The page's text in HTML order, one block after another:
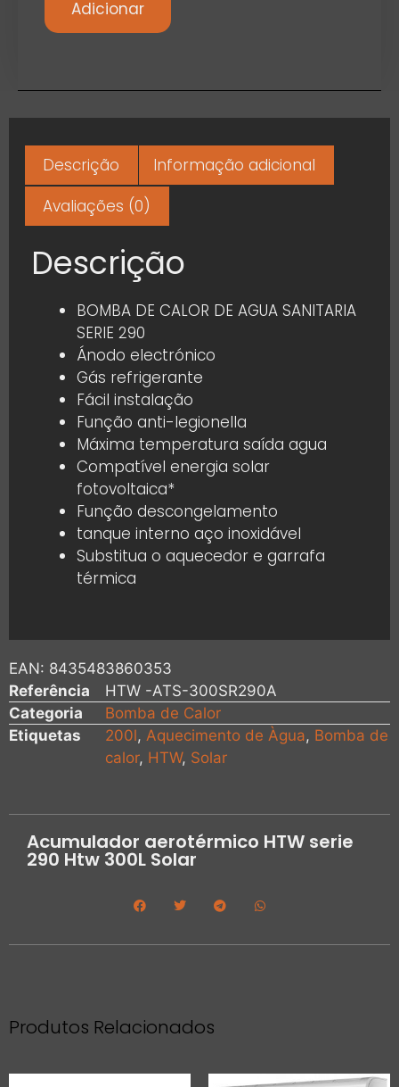
Adicionar
Descrição
Informação adicional
Avaliações (0)
Descrição
BOMBA DE CALOR DE AGUA SANITARIA
SERIE 290
Ánodo electrónico
Gás refrigerante
Fácil instalação
Função anti-legionella
Máxima temperatura saída agua
Compatível energia solar
fotovoltaica*
Função descongelamento
tanque interno aço inoxidável
Substitua o aquecedor e garrafa
térmica
EAN: 8435483860353
Referência
HTW -ATS-300SR290A
Categoria
Bomba de Calor
Etiquetas
200l, Aquecimento de Àgua, Bomba de
calor, HTW, Solar
Acumulador aerotérmico HTW serie
290 Htw 300L Solar
Produtos Relacionados